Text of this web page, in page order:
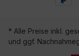
* Alle Preise inkl.
und ggf.